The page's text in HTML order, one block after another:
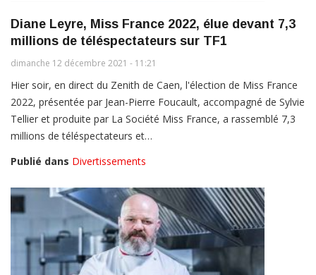
Diane Leyre, Miss France 2022, élue devant 7,3
millions de téléspectateurs sur TF1
dimanche 12 décembre 2021 - 11:21
Hier soir, en direct du Zenith de Caen, l'élection de Miss France
2022, présentée par Jean-Pierre Foucault, accompagné de Sylvie
Tellier et produite par La Société Miss France, a rassemblé 7,3
millions de téléspectateurs et…
Publié dans Divertissements